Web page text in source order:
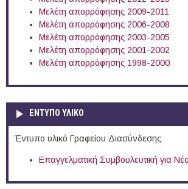
Μελέτη απορρόφησης 2009-2011
Μελέτη απορρόφησης 2006-2008
Μελέτη απορρόφησης 2003-2005
Μελέτη απορρόφησης 2001-2002
Μελέτη απορρόφησης 1998-2000
ΕΝΤΥΠΟ ΥΛΙΚΟ
Έντυπο υλικό Γραφείου Διασύνδεσης
Επαγγελματική Συμβουλευτική για